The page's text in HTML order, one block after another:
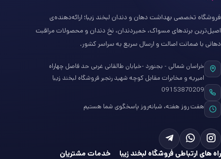
فروشگاه تخصصی بهداشت دهان و دندان لبخند زیبا؛ ارائه‌دهنده‌ی
اصیل‌ترین برندهای مسواک، خمیردندان، نخ دندان و محصولات مراقبت
دهانی با ضمانت اصالت و ارسال سریع به سراسر کشور.
خراسان شمالی - بجنورد -خیابان طالقانی غربی حد فاصل چهاراه
امیریه و مخابرات مقابل کوچه شهید رنجبر فروشگاه لبخند زیبا
09153870209
هفت روز هفته، شبانه‌روز پاسخگوی شما هستیم
راه های ارتباطی فروشگاه لبخند زیبا خدمات مشتریان